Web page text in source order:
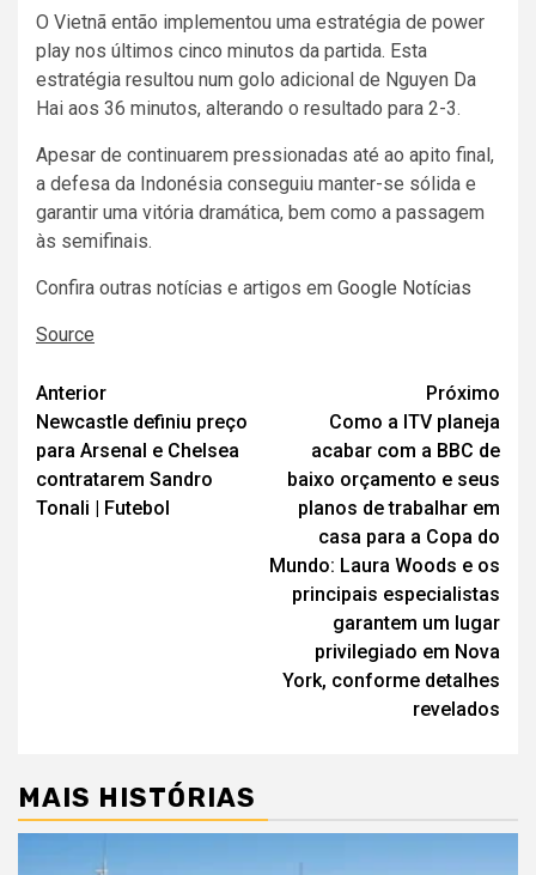
O Vietnã então implementou uma estratégia de power
play nos últimos cinco minutos da partida. Esta
estratégia resultou num golo adicional de Nguyen Da
Hai aos 36 minutos, alterando o resultado para 2-3.
Apesar de continuarem pressionadas até ao apito final,
a defesa da Indonésia conseguiu manter-se sólida e
garantir uma vitória dramática, bem como a passagem
às semifinais.
Confira outras notícias e artigos em Google Notícias
Source
Navegação
de
artigos
Anterior
Newcastle definiu preço
para Arsenal e Chelsea
contratarem Sandro
Tonali | Futebol
Próximo
Como a ITV planeja
acabar com a BBC de
baixo orçamento e seus
planos de trabalhar em
casa para a Copa do
Mundo: Laura Woods e os
principais especialistas
garantem um lugar
privilegiado em Nova
York, conforme detalhes
revelados
MAIS HISTÓRIAS